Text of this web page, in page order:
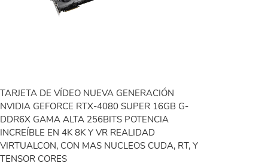
TARJETA DE VÍDEO NUEVA GENERACIÓN
NVIDIA GEFORCE RTX-4080 SUPER 16GB G-
DDR6X GAMA ALTA 256BITS POTENCIA
INCREÍBLE EN 4K 8K Y VR REALIDAD
VIRTUALCON, CON MAS NUCLEOS CUDA, RT, Y
TENSOR CORES